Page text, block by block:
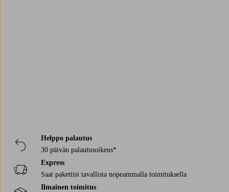
Helppo palautus
30 päivän palautusoikeus*
Express
Saat pakettisi tavallista nopeammalla toimituksella
Ilmainen toimitus